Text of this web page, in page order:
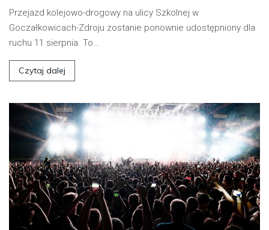
Przejazd kolejowo-drogowy na ulicy Szkolnej w
Goczałkowicach-Zdroju zostanie ponownie udostępniony dla
ruchu 11 sierpnia. To…
Czytaj dalej